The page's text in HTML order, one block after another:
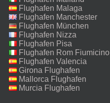
Malpensa
Flughafen Malaga
Flughafen Manchester
Flughafen München
Flughafen Nizza
Flughafen Pisa
Flughafen Rom Fiumicino
Flughafen Valencia
Girona Flughafen
Mallorca Flughafen
Murcia Flughafen